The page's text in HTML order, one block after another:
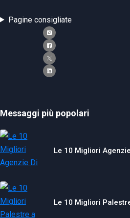
Pagine consigliate
Messaggi più popolari
Le 10 Migliori
Le 10 Migliori